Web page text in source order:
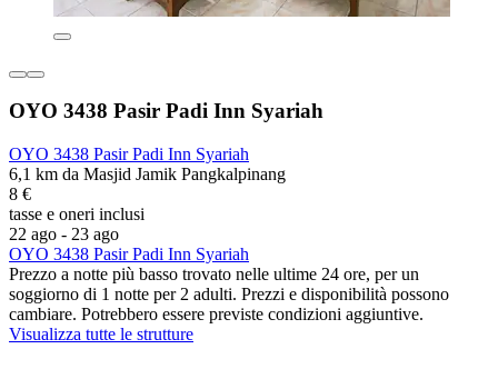
OYO 3438 Pasir Padi Inn Syariah
OYO 3438 Pasir Padi Inn Syariah
6,1 km da Masjid Jamik Pangkalpinang
8 €
tasse e oneri inclusi
22 ago - 23 ago
OYO 3438 Pasir Padi Inn Syariah
Prezzo a notte più basso trovato nelle ultime 24 ore, per un
soggiorno di 1 notte per 2 adulti. Prezzi e disponibilità possono
cambiare. Potrebbero essere previste condizioni aggiuntive.
Visualizza tutte le strutture